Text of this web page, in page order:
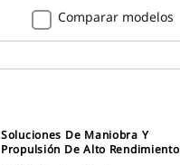
Comparar modelos
Soluciones De Maniobra Y
Propulsión De Alto Rendimiento